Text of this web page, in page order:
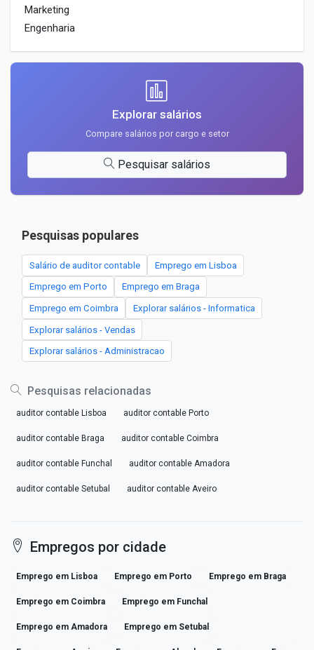
Marketing
Engenharia
Explorar salários
Compare salários por cargo e setor
Pesquisar salários
Pesquisas populares
Salário de auditor contable Emprego em Lisboa
Emprego em Porto Emprego em Braga
Emprego em Coimbra Explorar salários - Informatica
Explorar salários - Vendas
Explorar salários - Administracao
Pesquisas relacionadas
auditor contable Lisboa auditor contable Porto
auditor contable Braga auditor contable Coimbra
auditor contable Funchal auditor contable Amadora
auditor contable Setubal auditor contable Aveiro
Empregos por cidade
Emprego em Lisboa Emprego em Porto Emprego em Braga
Emprego em Coimbra Emprego em Funchal
Emprego em Amadora Emprego em Setubal